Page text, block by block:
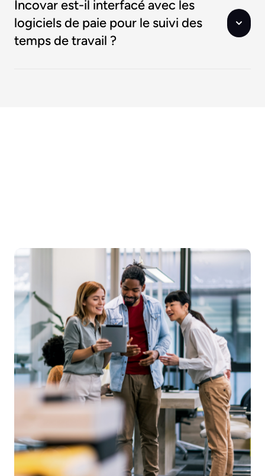
Incovar est-il interfacé avec les
logiciels de paie pour le suivi des
temps de travail ?